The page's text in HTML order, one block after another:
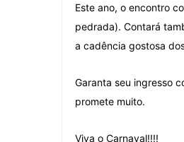
Este ano, o encontro
pedrada). Contará
a cadência gostosa
Garanta seu ingresso
promete muito.
Viva o Carnaval!!!!